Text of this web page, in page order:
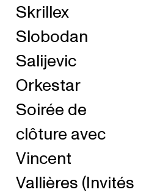
Skrillex
Slobodan
Salijevic
Orkestar
Soirée de
clôture avec
Vincent
Vallières (Invités